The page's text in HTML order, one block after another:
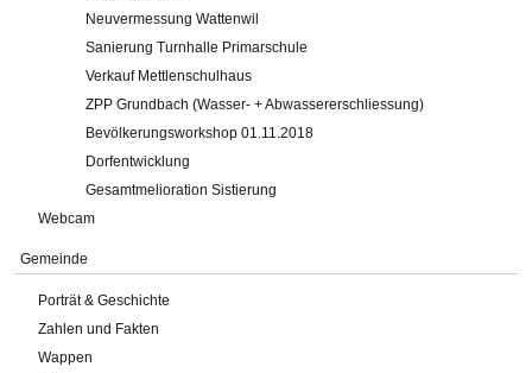
Neuvermessung Wattenwil
Sanierung Turnhalle Primarschule
Verkauf Mettlenschulhaus
ZPP Grundbach (Wasser- + Abwassererschliessung)
Bevölkerungsworkshop 01.11.2018
Dorfentwicklung
Gesamtmelioration Sistierung
Webcam
Gemeinde
Porträt & Geschichte
Zahlen und Fakten
Wappen